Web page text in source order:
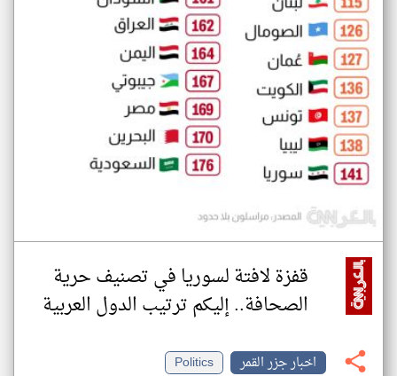
قفزة لافتة لسوريا في تصنيف حرية
الصحافة.. إليكم ترتيب الدول العربية
اخبار جزر القمر
Politics